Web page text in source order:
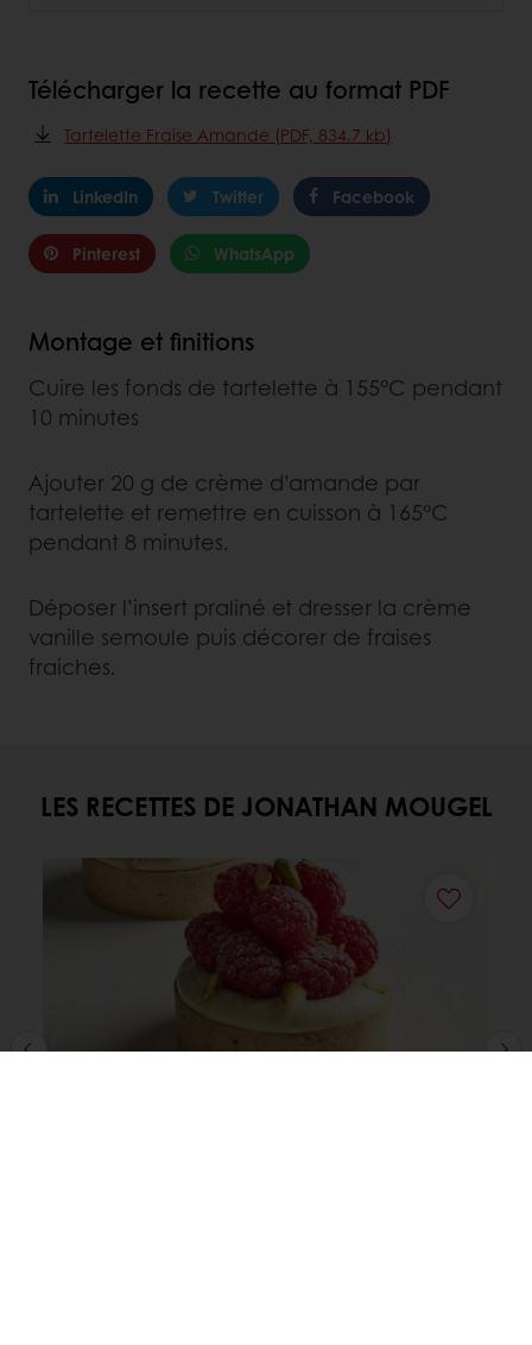
Télécharger la recette au format PDF
Tartelette Fraise Amande (PDF, 834.7 kb)
LinkedIn Twitter Facebook
Pinterest WhatsApp
Montage et finitions
Cuire les fonds de tartelette à 155°C pendant
10 minutes
Ajouter 20 g de crème d’amande par
tartelette et remettre en cuisson à 165°C
pendant 8 minutes.
Déposer l’insert praliné et dresser la crème
vanille semoule puis décorer de fraises
fraiches.
LES RECETTES DE JONATHAN MOUGEL